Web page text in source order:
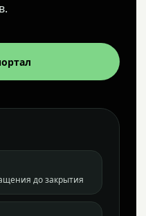
до закрытия